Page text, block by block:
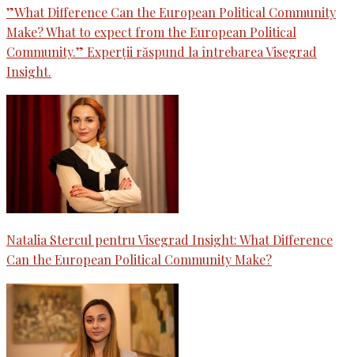
”What Difference Can the European Political Community
Make? What to expect from the European Political
Community.” Experții răspund la întrebarea Visegrad
Insight.
Natalia Stercul pentru Visegrad Insight: What Difference
Can the European Political Community Make?